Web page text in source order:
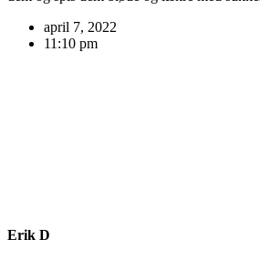
april 7, 2022
11:10 pm
Erik D